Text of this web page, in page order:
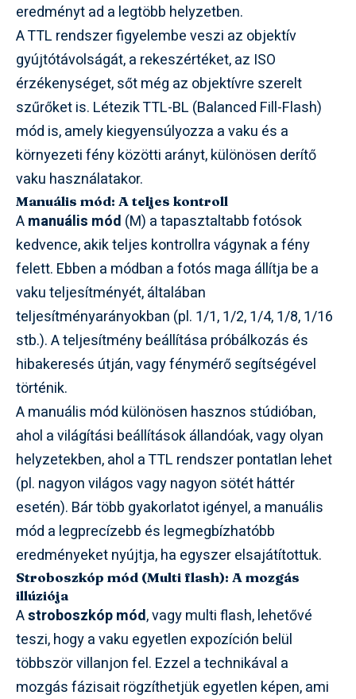
eredményt ad a legtöbb helyzetben.
A TTL rendszer figyelembe veszi az objektív
gyújtótávolságát, a rekeszértéket, az ISO
érzékenységet, sőt még az objektívre szerelt
szűrőket is. Létezik TTL-BL (Balanced Fill-Flash)
mód is, amely kiegyensúlyozza a vaku és a
környezeti fény közötti arányt, különösen derítő
vaku használatakor.
Manuális mód: A teljes kontroll
Amanuális mód (M) a tapasztaltabb fotósok
kedvence, akik teljes kontrollra vágynak a fény
felett. Ebben a módban a fotós maga állítja be a
vaku teljesítményét, általában
teljesítményarányokban (pl. 1/1, 1/2, 1/4, 1/8, 1/16
stb.). A teljesítmény beállítása próbálkozás és
hibakeresés útján, vagy fénymérő segítségével
történik.
A manuális mód különösen hasznos stúdióban,
ahol a világítási beállítások állandóak, vagy olyan
helyzetekben, ahol a TTL rendszer pontatlan lehet
(pl. nagyon világos vagy nagyon sötét háttér
esetén). Bár több gyakorlatot igényel, a manuális
mód a legprecízebb és legmegbízhatóbb
eredményeket nyújtja, ha egyszer elsajátítottuk.
Stroboszkóp mód (Multi flash): A mozgás
illúziója
Astroboszkóp mód, vagy multi flash, lehetővé
teszi, hogy a vaku egyetlen expozíción belül
többször villanjon fel. Ezzel a technikával a
mozgás fázisait rögzíthetjük egyetlen képen, ami